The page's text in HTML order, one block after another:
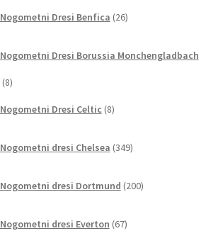
Nogometni Dresi Benfica 26izdelkov
Nogometni Dresi Borussia Monchengladbach
88
Nogometni Dresi Celtic 8izdelkov
Nogometni dresi Chelsea 349izdelkov
Nogometni dresi Dortmund 200izdelkov
Nogometni dresi Everton 67izdelkov